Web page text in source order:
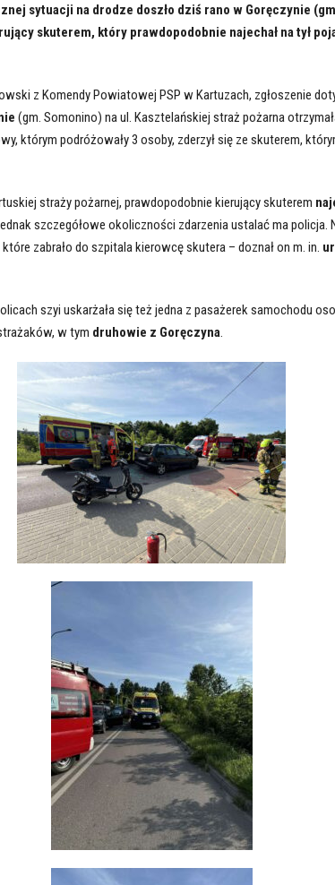
sytuacji na drodze doszło dziś rano w Goręczynie
skuterem, który prawdopodobnie najechał na tył
z Komendy Powiatowej PSP w Kartuzach, zgłoszenie
(gm. Somonino) na ul. Kasztelańskiej straż pożarna
którym podróżowały 3 osoby, zderzył się ze skuterem,
straży pożarnej, prawdopodobnie kierujący skuterem
szczegółowe okoliczności zdarzenia ustalać ma policja.
zabrało do szpitala kierowcę skutera – doznał on m. in.
szyi uskarżała się też jedna z pasażerek samochodu
w tym druhowie z Goręczyna